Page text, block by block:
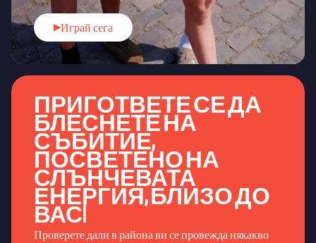
Играй сега
ПРИГОТВЕТЕ СЕ ДА
БЛЕСНЕТЕ НА
СЪБИТИЕ,
ПОСВЕТЕНО НА
СЛЪНЧЕВАТА
ЕНЕРГИЯ, БЛИЗО ДО
ВАС!
Проверете дали в района ви се провежда някакво